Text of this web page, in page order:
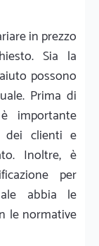
in prezzo
Sia la
possono
Prima di
importante
dei clienti e
Inoltre, è
per
abbia le
le normative